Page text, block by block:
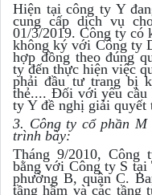
Hiện tại công ty Y
cung cấp dịch vụ
01/3/2019. Công ty có
không ký với Công ty
hợp đồng theo đúng
ty đến thực hiện việc
phải đầu tư trang bị
thẻ.... Đối với yêu cầu
ty Y đề nghị giải quyết
3. Công ty cổ phần
trình bày:
Tháng 9/2010,
bằng với Công ty S
phường B, quận C.
tầng hầm và các tầng